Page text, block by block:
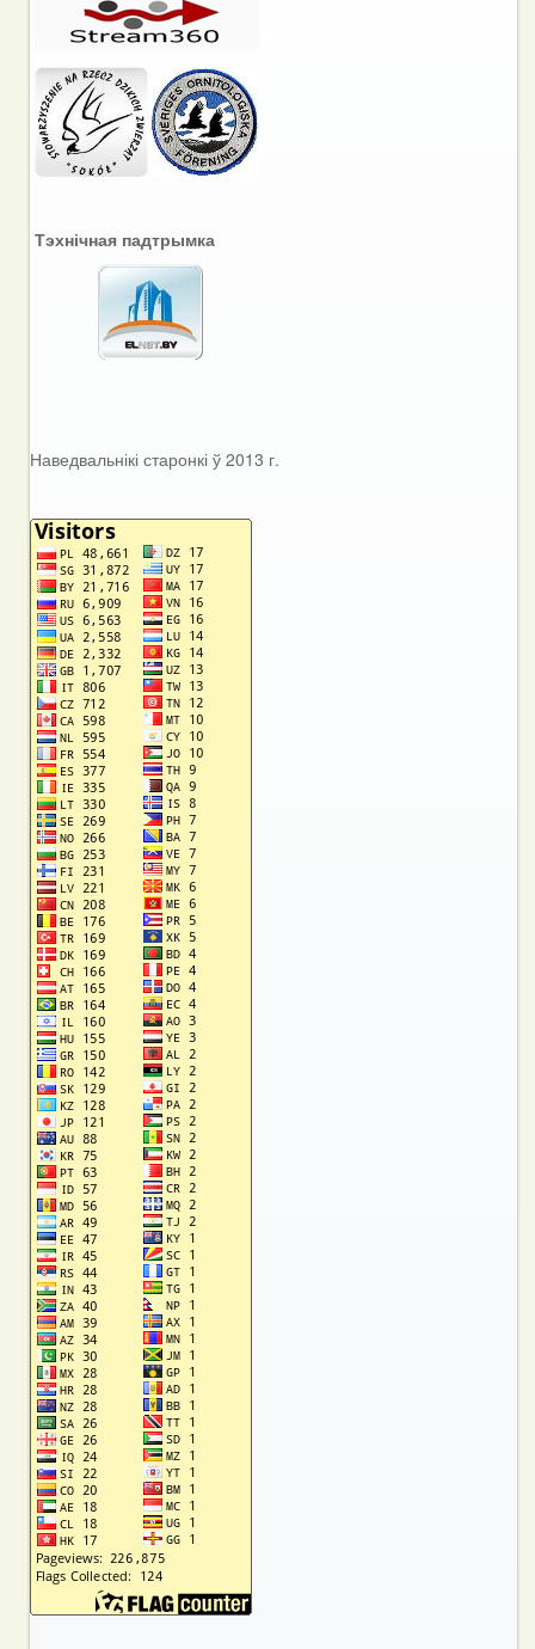
Тэхнічная падтрымка
Наведвальнікі старонкі ў 2013 г.